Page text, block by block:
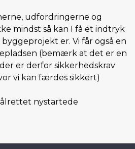
udfordringerne og
mindst så kan I få et indtryk
er. Vi får også en
(bemærk at det er en
er derfor sikkerhedskrav
vi kan færdes sikkert)
nystartede